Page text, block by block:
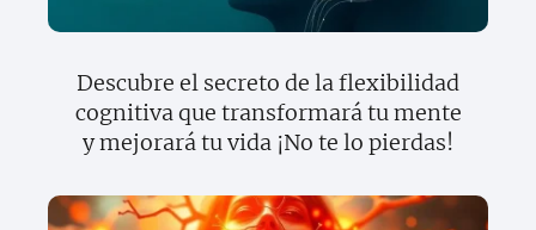
Descubre el secreto de la flexibilidad
cognitiva que transformará tu mente
y mejorará tu vida ¡No te lo pierdas!